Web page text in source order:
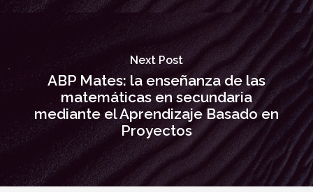
Next Post
ABP Mates: la enseñanza de las
matemáticas en secundaria
mediante el Aprendizaje Basado en
Proyectos